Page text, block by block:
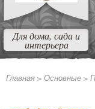
Для дома, сада и
интерьера
Главная > Основные >